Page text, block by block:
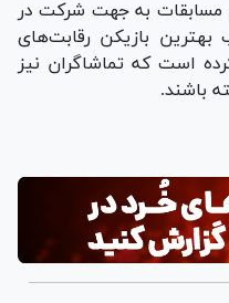
مسابقات به جهت شرکت در
بهترین بازیکن رقابت‌های
۲۰۲۵ فراهم کرده است که تماشاگران نیز
باشند.